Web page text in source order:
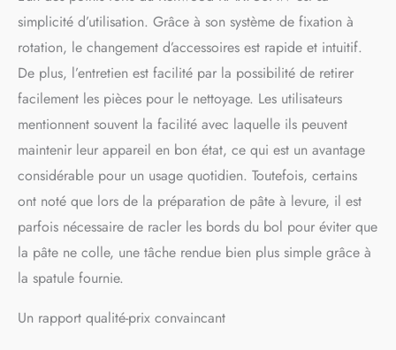
simplicité d’utilisation. Grâce à son système de fixation à
rotation, le changement d’accessoires est rapide et intuitif.
De plus, l’entretien est facilité par la possibilité de retirer
facilement les pièces pour le nettoyage. Les utilisateurs
mentionnent souvent la facilité avec laquelle ils peuvent
maintenir leur appareil en bon état, ce qui est un avantage
considérable pour un usage quotidien. Toutefois, certains
ont noté que lors de la préparation de pâte à levure, il est
parfois nécessaire de racler les bords du bol pour éviter que
la pâte ne colle, une tâche rendue bien plus simple grâce à
la spatule fournie.
Un rapport qualité-prix convaincant